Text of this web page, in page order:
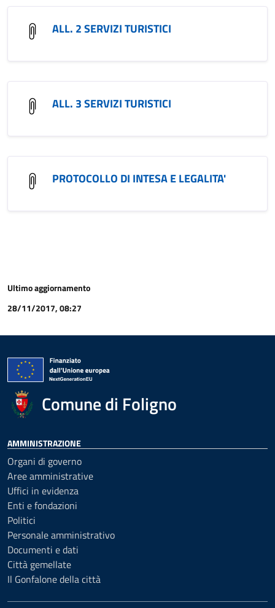
ALL. 2 SERVIZI TURISTICI
ALL. 3 SERVIZI TURISTICI
PROTOCOLLO DI INTESA E LEGALITA'
Ultimo aggiornamento
28/11/2017, 08:27
Comune di Foligno
AMMINISTRAZIONE
Organi di governo
Aree amministrative
Uffici in evidenza
Enti e fondazioni
Politici
Personale amministrativo
Documenti e dati
Città gemellate
Il Gonfalone della città